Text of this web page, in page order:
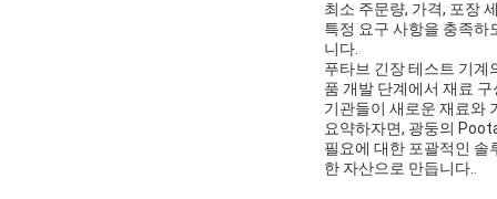
최소 주문량, 가격, 포장
특정 요구 사항을 충족하
니다.
푸타브 긴장 테스트 기계
품 개발 단계에서 재료
기관들이 새로운 재료와
요약하자면, 광둥의
필요에 대한 포괄적인 솔
한 자산으로 만듭니다..